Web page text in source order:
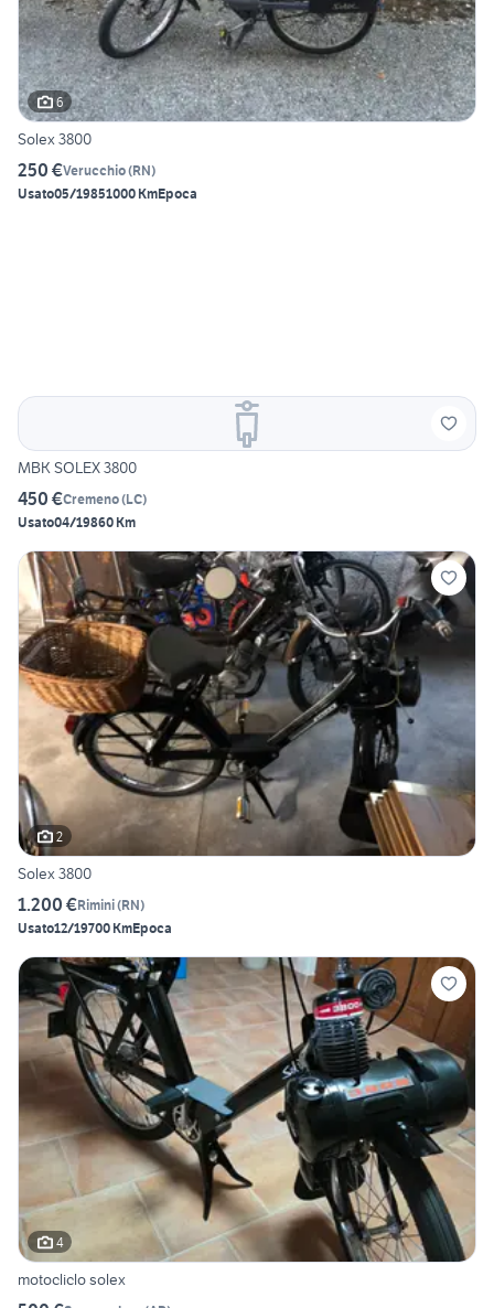
6
Solex 3800
250 €Verucchio(RN)
Usato05/19851000 KmEpoca
MBK SOLEX 3800
450 €Cremeno(LC)
Usato04/19860 Km
2
Solex 3800
1.200 €Rimini(RN)
Usato12/19700 KmEpoca
4
motocliclo solex